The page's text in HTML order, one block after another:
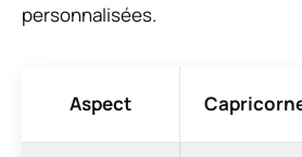
personnalisées.
Aspect